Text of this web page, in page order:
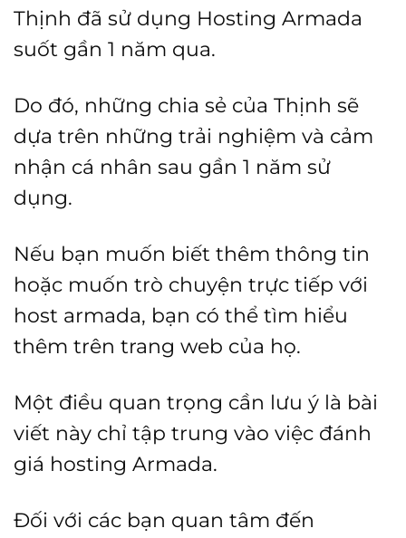
Thịnh đã sử dụng Hosting Armada
suốt gần 1 năm qua.
Do đó, những chia sẻ của Thịnh sẽ
dựa trên những trải nghiệm và cảm
nhận cá nhân sau gần 1 năm sử
dụng.
Nếu bạn muốn biết thêm thông tin
hoặc muốn trò chuyện trực tiếp với
host armada, bạn có thể tìm hiểu
thêm trên trang web của họ.
Một điều quan trọng cần lưu ý là bài
viết này chỉ tập trung vào việc đánh
giá hosting Armada.
Đối với các bạn quan tâm đến